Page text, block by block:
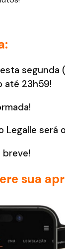
segunda
até 23h59!
será
breve!
sua